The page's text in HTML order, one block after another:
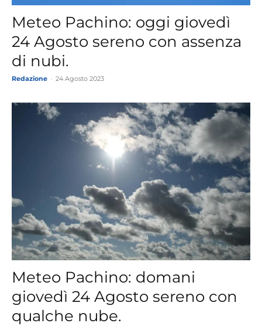
Meteo Pachino: oggi giovedì
24 Agosto sereno con assenza
di nubi.
Redazione 24 Agosto 2023
Meteo Pachino: domani
giovedì 24 Agosto sereno con
qualche nube.